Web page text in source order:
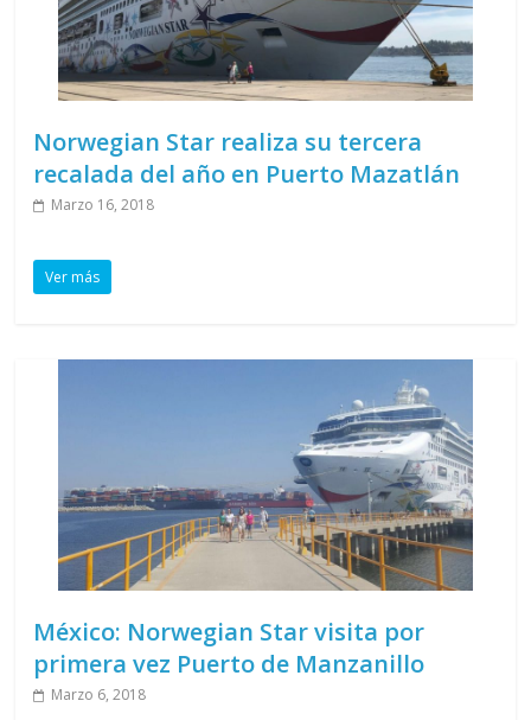
Norwegian Star realiza su tercera
recalada del año en Puerto Mazatlán
Marzo 16, 2018
Ver más
México: Norwegian Star visita por
primera vez Puerto de Manzanillo
Marzo 6, 2018